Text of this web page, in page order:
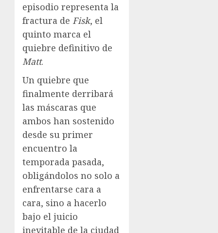
episodio representa la
fractura de Fisk, el
quinto marca el
quiebre definitivo de
Matt.
Un quiebre que
finalmente derribará
las máscaras que
ambos han sostenido
desde su primer
encuentro la
temporada pasada,
obligándolos no solo a
enfrentarse cara a
cara, sino a hacerlo
bajo el juicio
inevitable de la ciudad